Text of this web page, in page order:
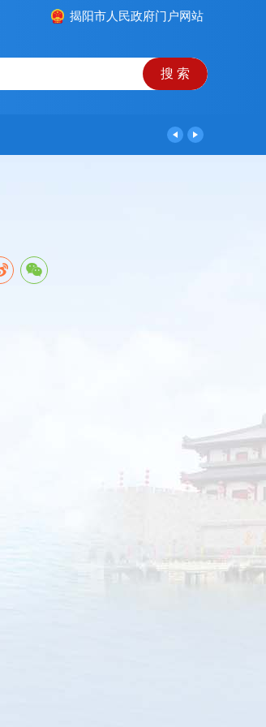
揭阳市人民政府门户网站